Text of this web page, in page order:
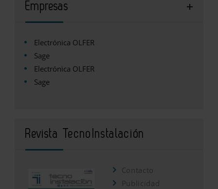
Empresas
Electrónica OLFER
Sage
Electrónica OLFER
Sage
Revista TecnoInstalación
Contacto
Publicidad